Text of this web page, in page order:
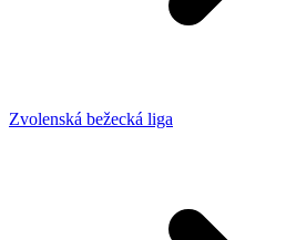
Zvolenská bežecká liga